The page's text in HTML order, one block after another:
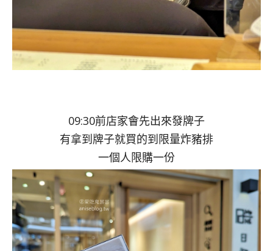
09:30前店家會先出來發牌子
有拿到牌子就買的到限量炸豬排
一個人限購一份